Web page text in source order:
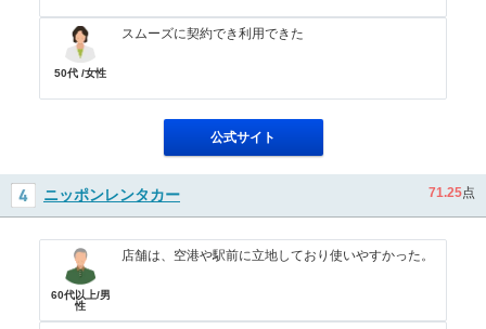
50代 /女性
スムーズに契約でき利用できた
公式サイト
ニッポンレンタカー 71.25点
60代以上/男
性
店舗は、空港や駅前に立地しており使いやすかった。